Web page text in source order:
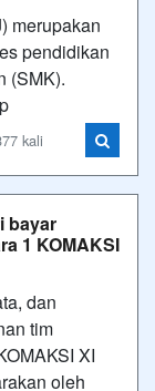
merupakan
pendidikan
(SMK).
kali
bayar
1 KOMAKSI
dan
tim
XI
oleh